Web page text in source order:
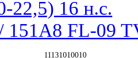
11131010010